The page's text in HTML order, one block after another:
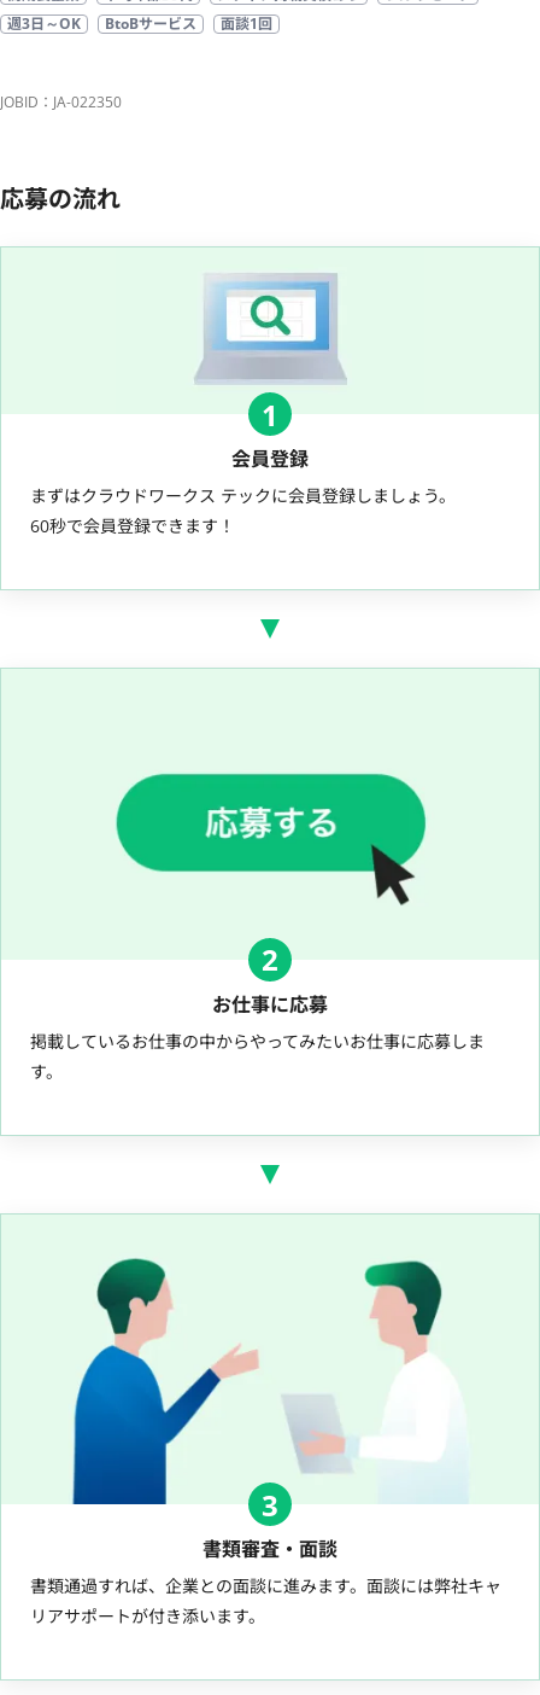
週3日～OK
BtoBサービス 面談1回
JOBID：JA-022350
応募の流れ
1
会員登録
まずはクラウドワークス テックに会員登録しましょう。
60秒で会員登録できます！
2
お仕事に応募
掲載しているお仕事の中からやってみたいお仕事に応募しま
す。
3
書類審査・面談
書類通過すれば、企業との面談に進みます。面談には弊社キャ
リアサポートが付き添います。